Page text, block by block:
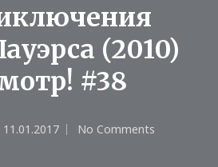
(2010)
#38
11.01.2017
No Comments